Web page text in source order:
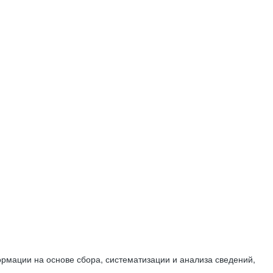
на основе сбора, систематизации и анализа сведений,